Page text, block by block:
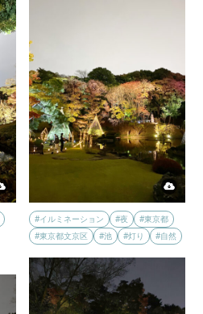
#イルミネーション #夜
#東京都
#東京都文京区
#池 #灯り #自然